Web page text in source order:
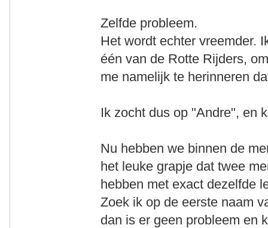
Zelfde probleem.
Het wordt echter vreemder.
één van de Rotte Rijders,
me namelijk te herinneren
Ik zocht dus op "Andre", en
Nu hebben we binnen de
het leuke grapje dat twee
hebben met exact dezelfde
Zoek ik op de eerste naam
dan is er geen probleem en